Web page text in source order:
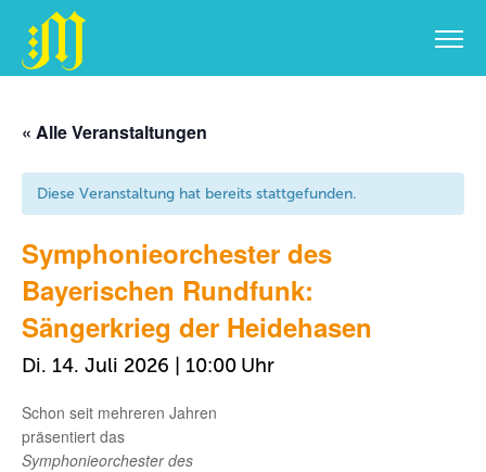
springen
« Alle Veranstaltungen
Diese Veranstaltung hat bereits stattgefunden.
Symphonieorchester des
Bayerischen Rundfunk:
Sängerkrieg der Heidehasen
Di. 14. Juli 2026 | 10:00
Schon seit mehreren Jahren
präsentiert das
Symphonieorchester des